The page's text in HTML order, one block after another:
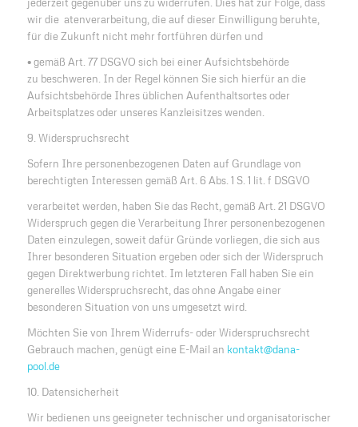
wir die atenverarbeitung, die auf dieser Einwilligung beruhte,
für die Zukunft nicht mehr fortführen dürfen und
• gemäß Art. 77 DSGVO sich bei einer Aufsichtsbehörde
zu beschweren. In der Regel können Sie sich hierfür an die
Aufsichtsbehörde Ihres üblichen Aufenthaltsortes oder
Arbeitsplatzes oder unseres Kanzleisitzes wenden.
9. Widerspruchsrecht
Sofern Ihre personenbezogenen Daten auf Grundlage von
berechtigten Interessen gemäß Art. 6 Abs. 1 S. 1 lit. f DSGVO
verarbeitet werden, haben Sie das Recht, gemäß Art. 21 DSGVO
Widerspruch gegen die Verarbeitung Ihrer personenbezogenen
Daten einzulegen, soweit dafür Gründe vorliegen, die sich aus
Ihrer besonderen Situation ergeben oder sich der Widerspruch
gegen Direktwerbung richtet. Im letzteren Fall haben Sie ein
generelles Widerspruchsrecht, das ohne Angabe einer
besonderen Situation von uns umgesetzt wird.
Möchten Sie von Ihrem Widerrufs- oder Widerspruchsrecht
Gebrauch machen, genügt eine E-Mail an kontakt@dana-
pool.de
10. Datensicherheit
Wir bedienen uns geeigneter technischer und organisatorischer